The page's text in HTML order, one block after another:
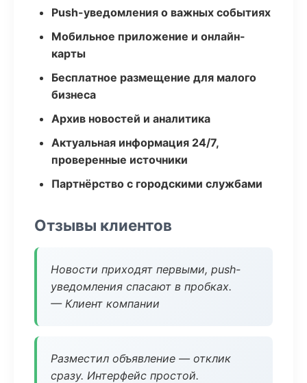
Push-уведомления о важных событиях
Мобильное приложение и онлайн-
карты
Бесплатное размещение для малого
бизнеса
Архив новостей и аналитика
Актуальная информация 24/7,
проверенные источники
Партнёрство с городскими службами
Отзывы клиентов
Новости приходят первыми, push-
уведомления спасают в пробках.
— Клиент компании
Разместил объявление — отклик
сразу. Интерфейс простой.